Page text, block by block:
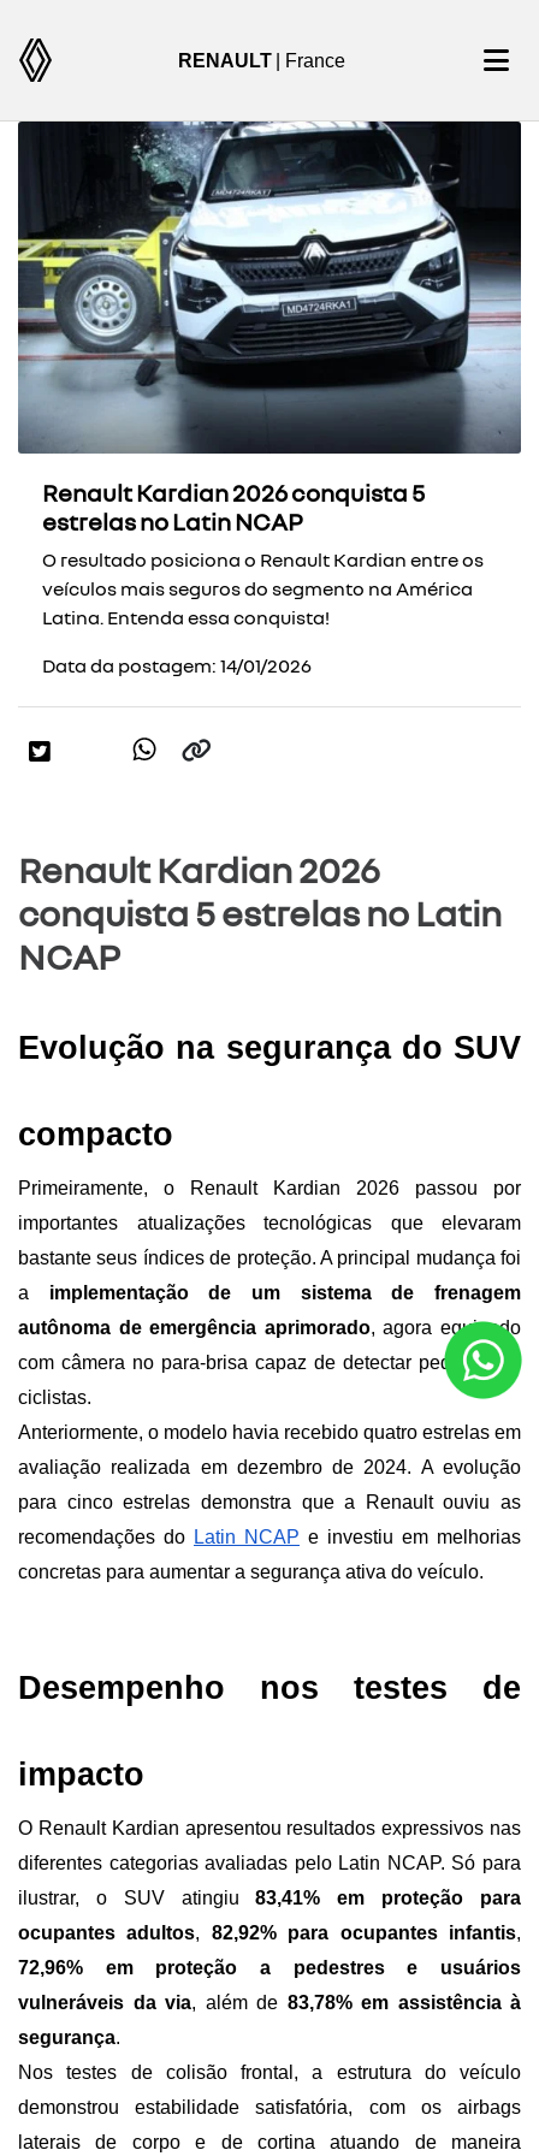
RENAULT | France
Renault Kardian 2026 conquista 5
estrelas no Latin NCAP
O resultado posiciona o Renault Kardian entre os
veículos mais seguros do segmento na América
Latina. Entenda essa conquista!
Data da postagem: 14/01/2026
Renault Kardian 2026
conquista 5 estrelas no Latin
NCAP
Evolução na segurança do SUV
compacto
Primeiramente, o Renault Kardian 2026 passou por
importantes atualizações tecnológicas que elevaram
bastante seus índices de proteção. A principal mudança foi
a implementação de um sistema de frenagem
autônoma de emergência aprimorado, agora equipado
com câmera no para-brisa capaz de detectar pedestres e
ciclistas.
Anteriormente, o modelo havia recebido quatro estrelas em
avaliação realizada em dezembro de 2024. A evolução
para cinco estrelas demonstra que a Renault ouviu as
recomendações do Latin NCAP e investiu em melhorias
concretas para aumentar a segurança ativa do veículo.
Desempenho nos testes de
impacto
O Renault Kardian apresentou resultados expressivos nas
diferentes categorias avaliadas pelo Latin NCAP. Só para
ilustrar, o SUV atingiu 83,41% em proteção para
ocupantes adultos, 82,92% para ocupantes infantis
72,96% em proteção a pedestres e usuários
vulneráveis da via, além de 83,78% em assistência à
segurança.
Nos testes de colisão frontal, a estrutura do veículo
demonstrou estabilidade satisfatória, com os airbags
laterais de corpo e de cortina atuando de maneira